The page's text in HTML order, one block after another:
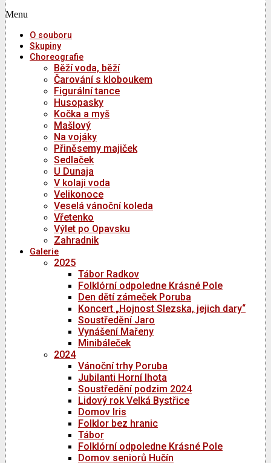
Menu
O souboru
Skupiny
Choreografie
Běží voda, běží
Čarování s kloboukem
Figurální tance
Husopasky
Kočka a myš
Mašlový
Na vojáky
Přiněsemy majiček
Sedlaček
U Dunaja
V kolaji voda
Velikonoce
Veselá vánoční koleda
Vřetenko
Výlet po Opavsku
Zahradnik
Galerie
2025
Tábor Radkov
Folklórní odpoledne Krásné Pole
Den dětí zámeček Poruba
Koncert „Hojnost Slezska, jejich dary“
Soustředění Jaro
Vynášení Mařeny
Minibáleček
2024
Vánoční trhy Poruba
Jubilanti Horní lhota
Soustředění podzim 2024
Lidový rok Velká Bystřice
Domov Iris
Folklor bez hranic
Tábor
Folklórní odpoledne Krásné Pole
Domov seniorů Hučín